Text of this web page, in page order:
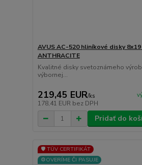
AVUS AC-520 hliníkové disky
ANTHRACITE
Kvalitné disky svetoznámeho
výbornej...
219,45 EUR/ks
178,41 EUR bez DPH
Pridať do
🛡️ TÜV CERTIFIKÁT
⚙️OVERÍME ČI PASUJE